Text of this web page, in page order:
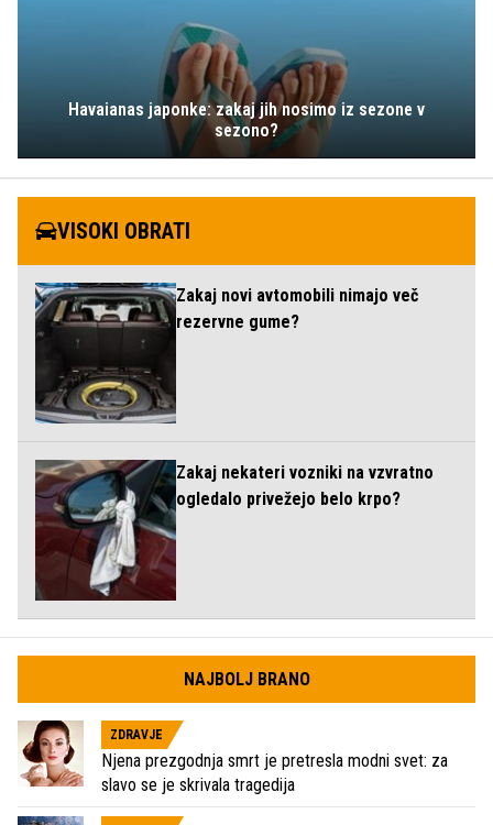
Havaianas japonke: zakaj jih nosimo iz sezone v
sezono?
VISOKI OBRATI
Zakaj novi avtomobili nimajo več
rezervne gume?
Zakaj nekateri vozniki na vzvratno
ogledalo privežejo belo krpo?
NAJBOLJ BRANO
ZDRAVJE
Njena prezgodnja smrt je pretresla modni svet: za
slavo se je skrivala tragedija